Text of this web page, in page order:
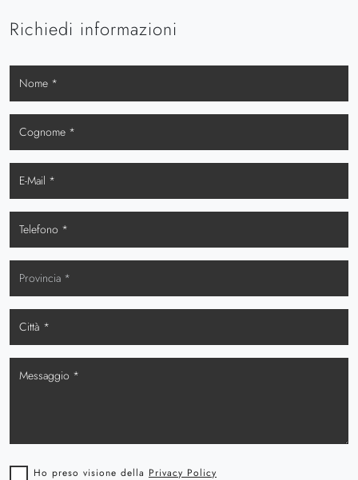
Richiedi informazioni
Ho preso visione della Privacy Policy